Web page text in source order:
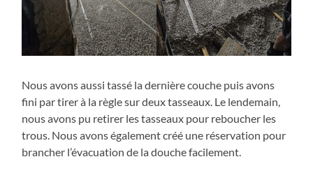
Nous avons aussi tassé la dernière couche puis avons
fini par tirer à la règle sur deux tasseaux. Le lendemain,
nous avons pu retirer les tasseaux pour reboucher les
trous. Nous avons également créé une réservation pour
brancher l’évacuation de la douche facilement.